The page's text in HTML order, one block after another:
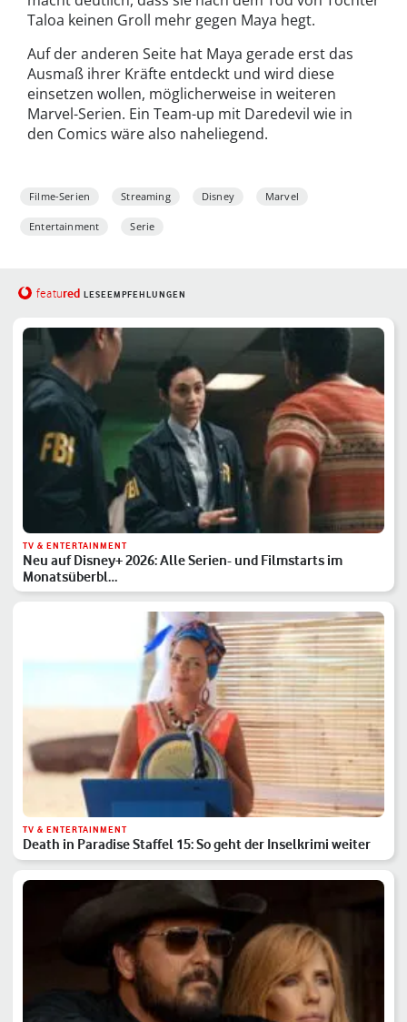
Taloa keinen Groll mehr gegen Maya hegt.
Auf der anderen Seite hat Maya gerade erst das
Ausmaß ihrer Kräfte entdeckt und wird diese
einsetzen wollen, möglicherweise in weiteren
Marvel-Serien. Ein Team-up mit Daredevil wie in
den Comics wäre also naheliegend.
Filme-Serien Streaming Disney Marvel
Entertainment Serie
featured LESEEMPFEHLUNGEN
TV & ENTERTAINMENT
Neu auf Disney+ 2026: Alle Serien- und Filmstarts im
Monatsüberbl…
TV & ENTERTAINMENT
Death in Paradise Staffel 15: So geht der Inselkrimi weiter